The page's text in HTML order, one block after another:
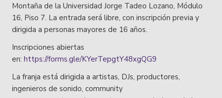
Montaña de la Universidad Jorge Tadeo Lozano, Módulo
16, Piso 7. La entrada será libre, con inscripción previa y
dirigida a personas mayores de 16 años.
Inscripciones abiertas
en: https://forms.gle/KYerTepgtY48xgQG9
La franja está dirigida a artistas, DJs, productores,
ingenieros de sonido, community